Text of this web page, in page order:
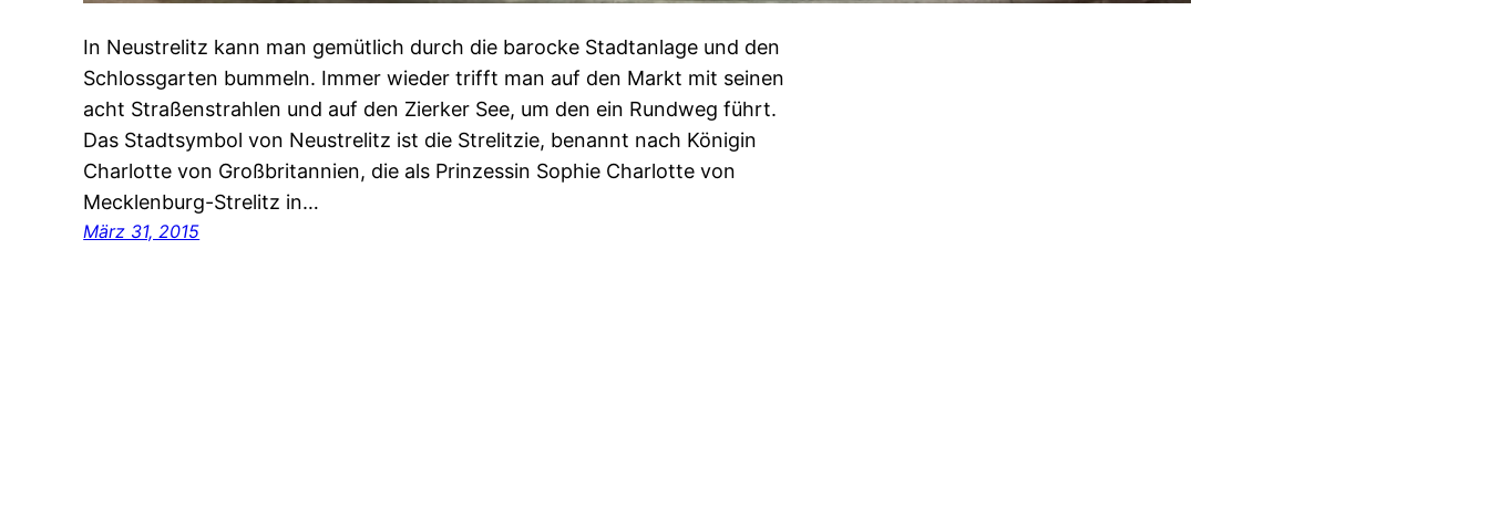
In Neustrelitz kann man gemütlich durch die barocke Stadtanlage und den
Schlossgarten bummeln. Immer wieder trifft man auf den Markt mit seinen
acht Straßenstrahlen und auf den Zierker See, um den ein Rundweg führt.
Das Stadtsymbol von Neustrelitz ist die Strelitzie, benannt nach Königin
Charlotte von Großbritannien, die als Prinzessin Sophie Charlotte von
Mecklenburg-Strelitz in…
März 31, 2015